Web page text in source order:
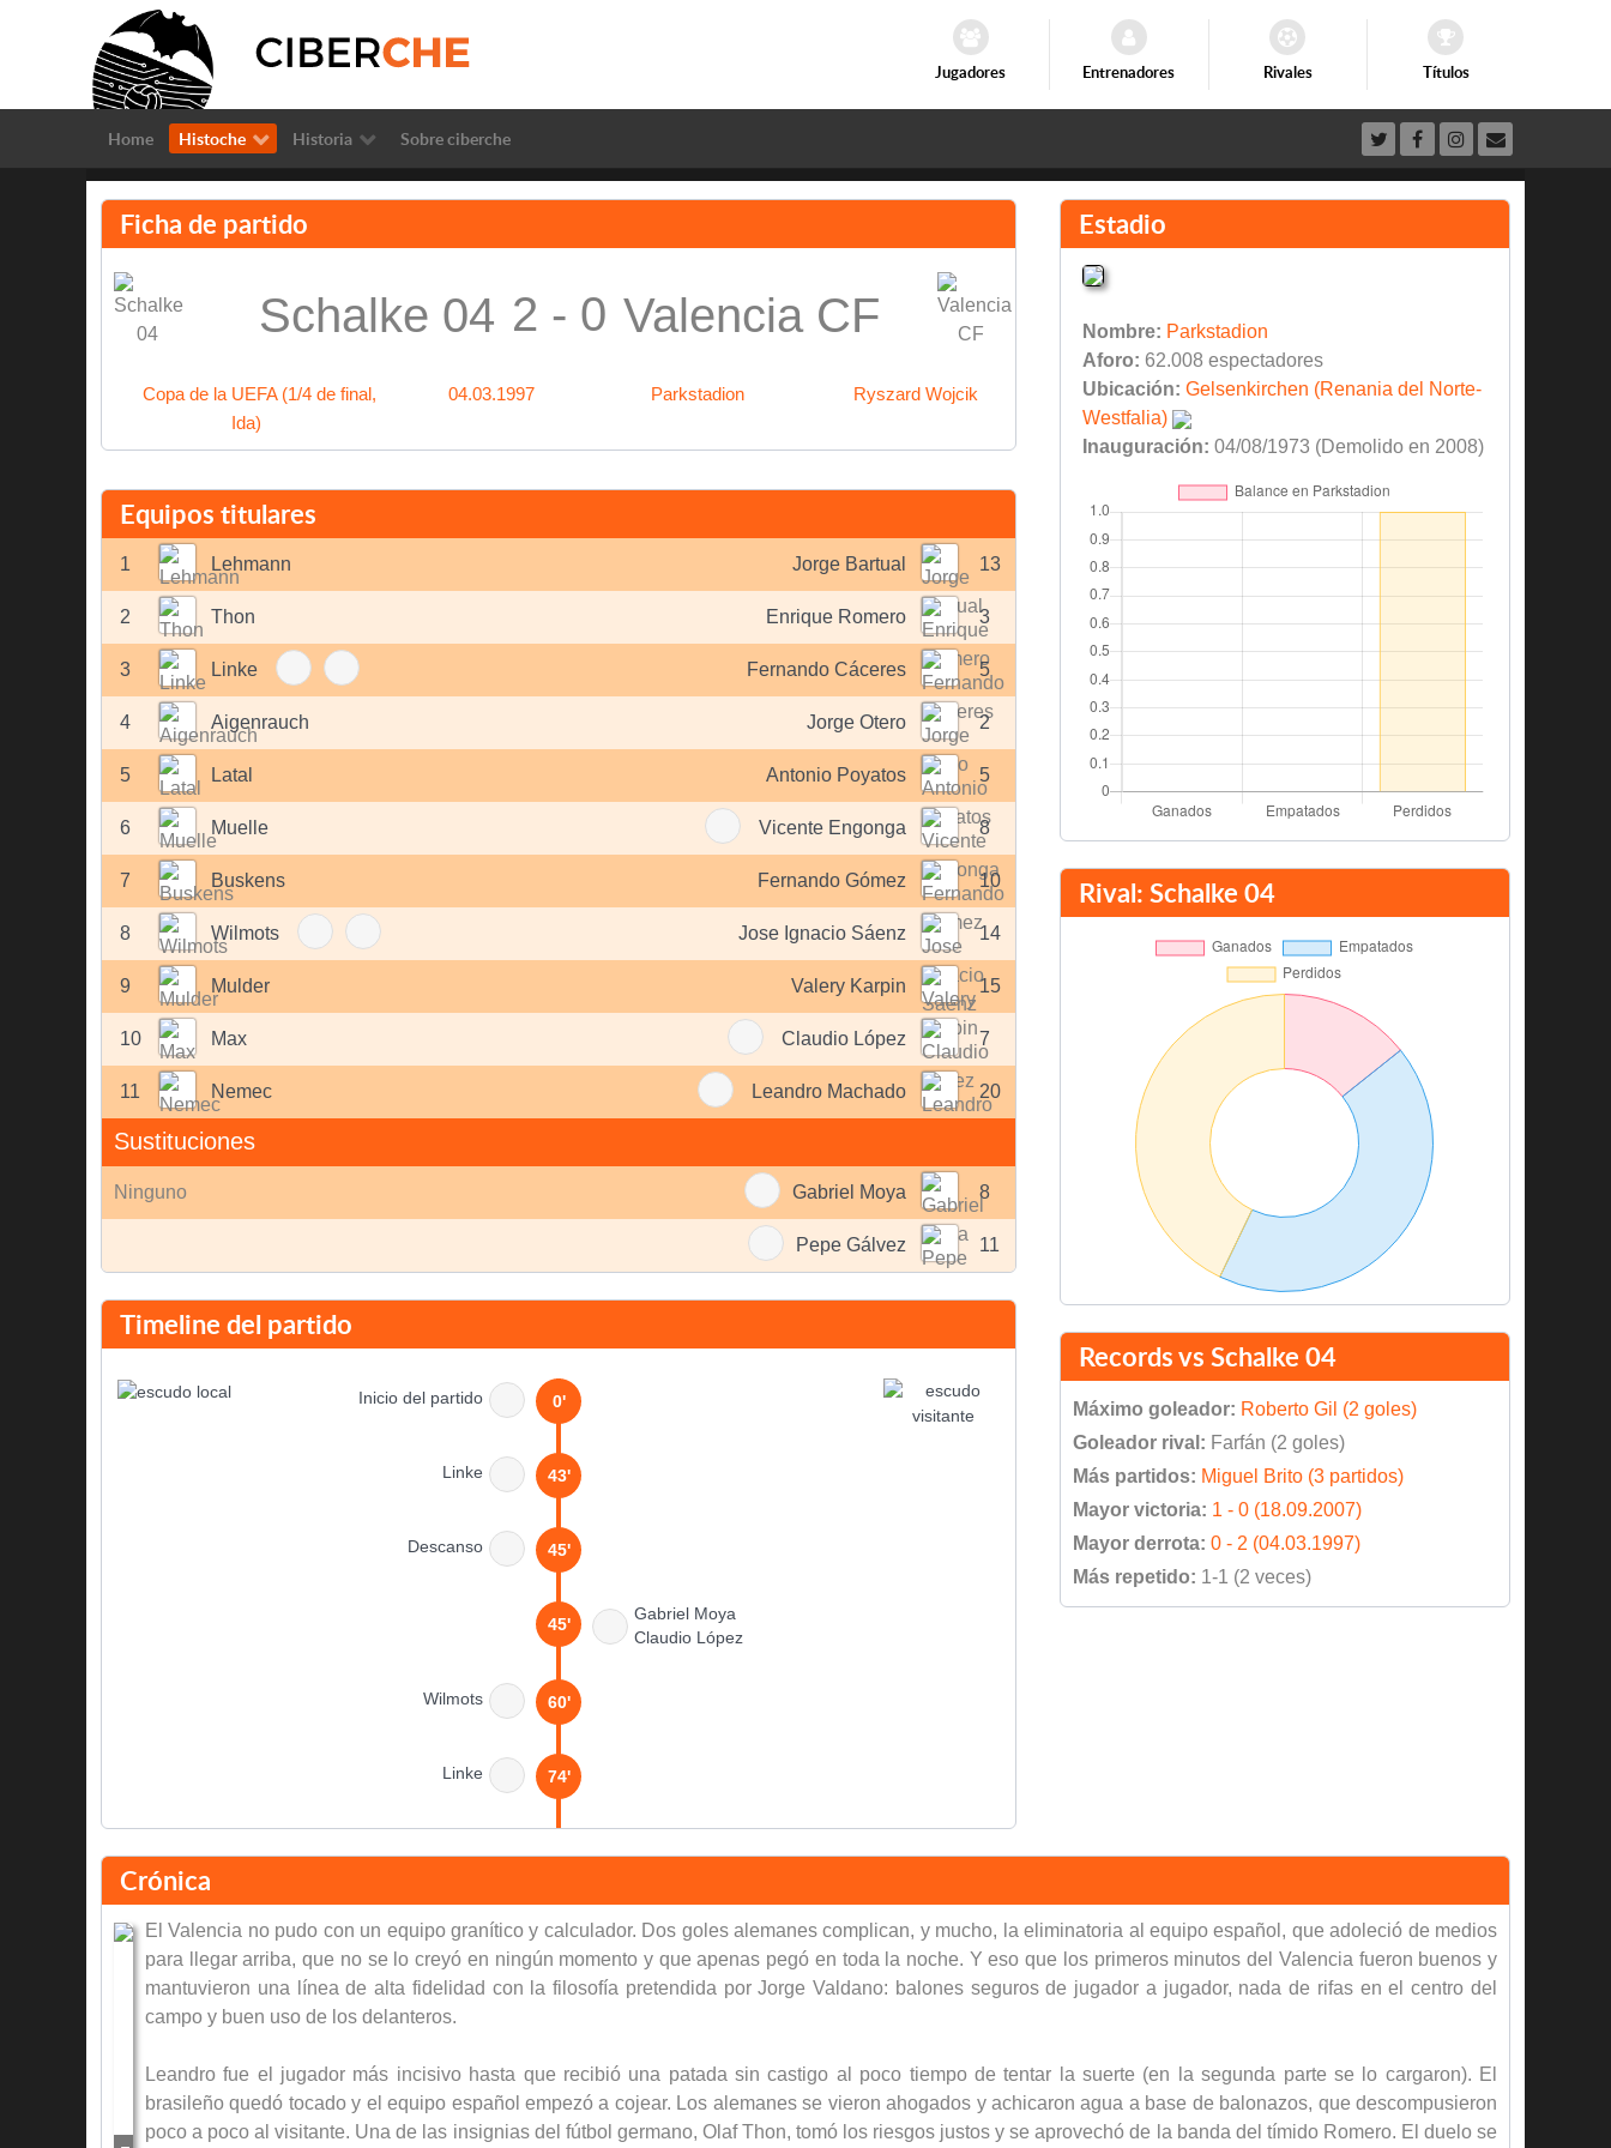
Jugadores Entrenadores Rivales Títulos
Home Histoche Historia Sobre ciberche
Ficha de partido
Schalke 04 2 - 0 Valencia CF
Copa de la UEFA (1/4 de final,
Ida)
04.03.1997 Parkstadion Ryszard Wojcik
Equipos titulares
1 Lehmann
2 Thon
3 Linke
4 Aigenrauch
5 Latal
6 Muelle
7 Buskens
8 Wilmots
9 Mulder
10 Max
11 Nemec
Sustituciones
Ninguno
13
Jorge Bartual
3
Enrique Romero
5
Fernando Cáceres
2
Jorge Otero
5
Antonio Poyatos
8
Vicente Engonga
10
Fernando Gómez
14
Jose Ignacio Sáenz
15
Valery Karpin
7
Claudio López
20
Leandro Machado
8
Gabriel Moya
11
Pepe Gálvez
Timeline del partido
Inicio del partido 0'
Linke 43'
Descanso 45'
Gabriel Moya
Claudio López
45'
Wilmots 60'
Linke 74'
Leandro Machado
76'
Wilmots
Final del partido 90'
Estadio
Nombre: Parkstadion
Aforo: 62.008 espectadores
Ubicación: Gelsenkirchen (Renania del Norte-
Westfalia)
Inauguración: 04/08/1973 (Demolido en 2008)
Rival: Schalke 04
Records vs Schalke 04
Máximo goleador: Roberto Gil (2 goles)
Goleador rival: Farfán (2 goles)
Más partidos: Miguel Brito (3 partidos)
Mayor victoria: 1 - 0 (18.09.2007)
Mayor derrota: 0 - 2 (04.03.1997)
Más repetido: 1-1 (2 veces)
Crónica
El Valencia no pudo con un equipo granítico y calculador. Dos goles alemanes complican, y mucho, la eliminatoria al equipo español, que adoleció de medios
para llegar arriba, que no se lo creyó en ningún momento y que apenas pegó en toda la noche. Y eso que los primeros minutos del Valencia fueron buenos y
mantuvieron una línea de alta fidelidad con la filosofía pretendida por Jorge Valdano: balones seguros de jugador a jugador, nada de rifas en el centro del
campo y buen uso de los delanteros.
Leandro fue el jugador más incisivo hasta que recibió una patada sin castigo al poco tiempo de tentar la suerte (en la segunda parte se lo cargaron). El
brasileño quedó tocado y el equipo español empezó a cojear. Los alemanes se vieron ahogados y achicaron agua a base de balonazos, que descompusieron
poco a poco al visitante. Una de las insignias del fútbol germano, Olaf Thon, tomó los riesgos justos y se aprovechó de la banda del tímido Romero. El duelo se